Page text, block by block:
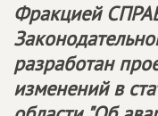
Фракцией
разработан
изменений в